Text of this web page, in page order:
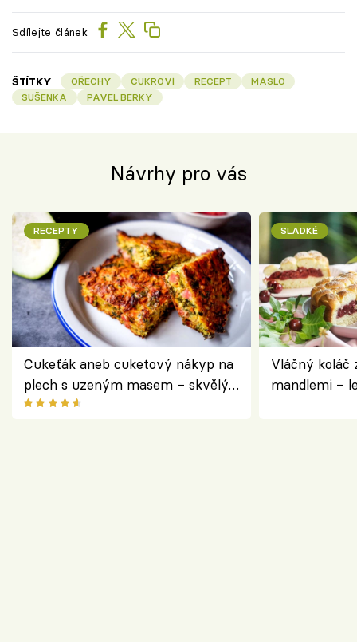
Sdílejte článek
ŠTÍTKY OŘECHY CUKROVÍ RECEPT
MÁSLO
SUŠENKA
PAVEL BERKY
Návrhy pro vás
RECEPTY
Cukeťák aneb cuketový nákyp na
plech s uzeným masem – skvělý
způsob, jak zpracovat přerostlé
SLADKÉ
Vláčný koláč
mandlemi –